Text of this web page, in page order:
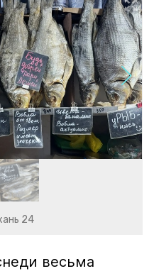
24
весьма